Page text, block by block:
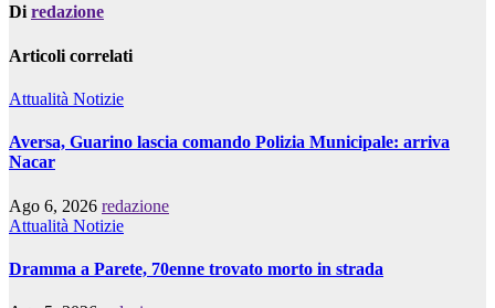
Diredazione
Articoli correlati
Attualità Notizie
Aversa, Guarino lascia comando Polizia Municipale: arriva
Nacar
Ago 6, 2026 redazione
Attualità Notizie
Dramma a Parete, 70enne trovato morto in strada